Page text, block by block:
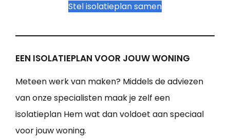
Stel isolatieplan samen
EEN ISOLATIEPLAN VOOR JOUW WONING
Meteen werk van maken? Middels de adviezen
van onze specialisten maak je zelf een
isolatieplan Hem wat dan voldoet aan speciaal
voor jouw woning.